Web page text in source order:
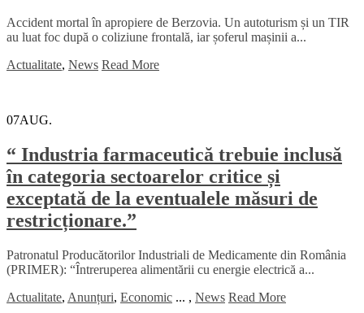
Accident mortal în apropiere de Berzovia. Un autoturism și un TIR
au luat foc după o coliziune frontală, iar șoferul mașinii a...
Actualitate, News Read More
07AUG.
“ Industria farmaceutică trebuie inclusă
în categoria sectoarelor critice și
exceptată de la eventualele măsuri de
restricționare.”
Patronatul Producătorilor Industriali de Medicamente din România
(PRIMER): “Întreruperea alimentării cu energie electrică a...
Actualitate, Anunțuri, Economic ... , News Read More